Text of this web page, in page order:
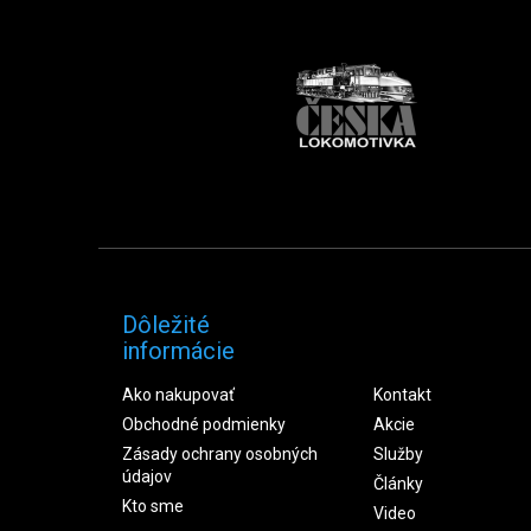
Dôležité
informácie
Ako nakupovať
Obchodné podmienky
Zásady ochrany osobných
údajov
Kto sme
Kontakt
Akcie
Služby
Články
Video